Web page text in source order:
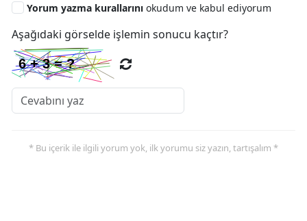
Yorum yazma kurallarını okudum ve kabul ediyorum
Aşağıdaki görselde işlemin sonucu kaçtır?
* Bu içerik ile ilgili yorum yok, ilk yorumu siz yazın, tartışalım *